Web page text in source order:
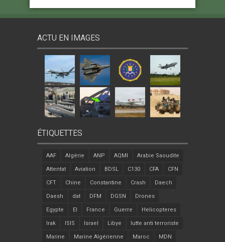
ACTU EN IMAGES
ÉTIQUETTES
AAF Algérie ANP AQMI Arabie Saoudite
Attentat Aviation BDSL C130 CFA CFN
CFT Chine Constantine Crash Daech
Daesh dat DFM DGSN Drones
Egypte EI France Guerre Helicopteres
Irak ISIS Israel Libye lutte anti terroriste
Marine Marine Algérienne Maroc MDN